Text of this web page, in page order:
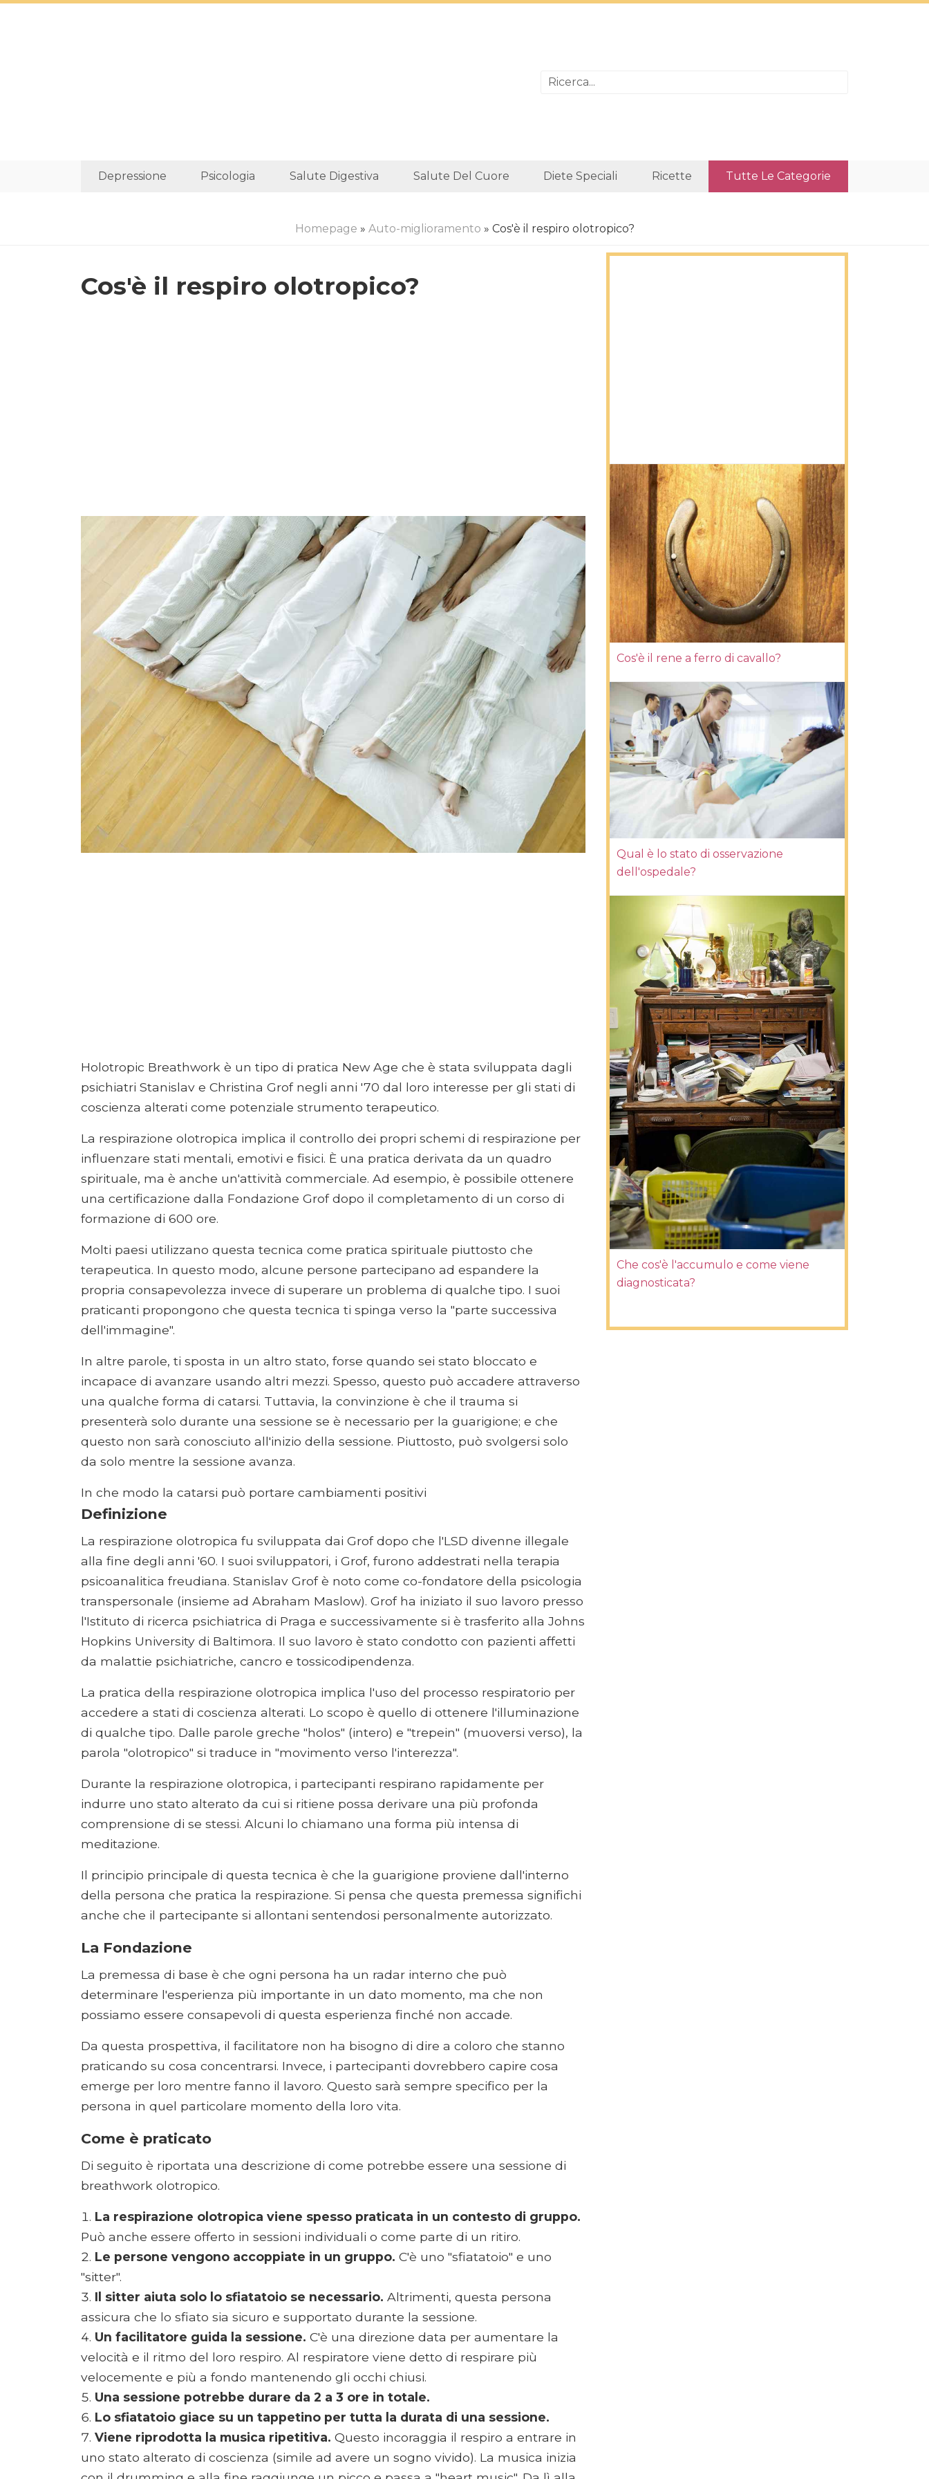
Depressione Psicologia Salute Digestiva Salute Del Cuore Diete Speciali Ricette Tutte Le Categorie
Homepage » Auto-miglioramento » Cos'è il respiro olotropico?
Cos'è il respiro olotropico?
Holotropic Breathwork è un tipo di pratica New Age che è stata sviluppata dagli
psichiatri Stanislav e Christina Grof negli anni '70 dal loro interesse per gli stati di
coscienza alterati come potenziale strumento terapeutico.
La respirazione olotropica implica il controllo dei propri schemi di respirazione per
influenzare stati mentali, emotivi e fisici. È una pratica derivata da un quadro
spirituale, ma è anche un'attività commerciale. Ad esempio, è possibile ottenere
una certificazione dalla Fondazione Grof dopo il completamento di un corso di
formazione di 600 ore.
Molti paesi utilizzano questa tecnica come pratica spirituale piuttosto che
terapeutica. In questo modo, alcune persone partecipano ad espandere la
propria consapevolezza invece di superare un problema di qualche tipo. I suoi
praticanti propongono che questa tecnica ti spinga verso la "parte successiva
dell'immagine".
In altre parole, ti sposta in un altro stato, forse quando sei stato bloccato e
incapace di avanzare usando altri mezzi. Spesso, questo può accadere attraverso
una qualche forma di catarsi. Tuttavia, la convinzione è che il trauma si
presenterà solo durante una sessione se è necessario per la guarigione; e che
questo non sarà conosciuto all'inizio della sessione. Piuttosto, può svolgersi solo
da solo mentre la sessione avanza.
In che modo la catarsi può portare cambiamenti positivi
Definizione
La respirazione olotropica fu sviluppata dai Grof dopo che l'LSD divenne illegale
alla fine degli anni '60. I suoi sviluppatori, i Grof, furono addestrati nella terapia
psicoanalitica freudiana. Stanislav Grof è noto come co-fondatore della psicologia
transpersonale (insieme ad Abraham Maslow). Grof ha iniziato il suo lavoro presso
l'Istituto di ricerca psichiatrica di Praga e successivamente si è trasferito alla Johns
Hopkins University di Baltimora. Il suo lavoro è stato condotto con pazienti affetti
da malattie psichiatriche, cancro e tossicodipendenza.
La pratica della respirazione olotropica implica l'uso del processo respiratorio per
accedere a stati di coscienza alterati. Lo scopo è quello di ottenere l'illuminazione
di qualche tipo. Dalle parole greche "holos" (intero) e "trepein" (muoversi verso), la
parola "olotropico" si traduce in "movimento verso l'interezza".
Durante la respirazione olotropica, i partecipanti respirano rapidamente per
indurre uno stato alterato da cui si ritiene possa derivare una più profonda
comprensione di se stessi. Alcuni lo chiamano una forma più intensa di
meditazione.
Il principio principale di questa tecnica è che la guarigione proviene dall'interno
della persona che pratica la respirazione. Si pensa che questa premessa significhi
anche che il partecipante si allontani sentendosi personalmente autorizzato.
La Fondazione
La premessa di base è che ogni persona ha un radar interno che può
determinare l'esperienza più importante in un dato momento, ma che non
possiamo essere consapevoli di questa esperienza finché non accade.
Da questa prospettiva, il facilitatore non ha bisogno di dire a coloro che stanno
praticando su cosa concentrarsi. Invece, i partecipanti dovrebbero capire cosa
emerge per loro mentre fanno il lavoro. Questo sarà sempre specifico per la
persona in quel particolare momento della loro vita.
Come è praticato
Di seguito è riportata una descrizione di come potrebbe essere una sessione di
breathwork olotropico.
La respirazione olotropica viene spesso praticata in un contesto di gruppo.
Può anche essere offerto in sessioni individuali o come parte di un ritiro.
Le persone vengono accoppiate in un gruppo. C'è uno "sfiatatoio" e uno
"sitter".
Il sitter aiuta solo lo sfiatatoio se necessario. Altrimenti, questa persona
assicura che lo sfiato sia sicuro e supportato durante la sessione.
Un facilitatore guida la sessione. C'è una direzione data per aumentare la
velocità e il ritmo del loro respiro. Al respiratore viene detto di respirare più
velocemente e più a fondo mantenendo gli occhi chiusi.
Una sessione potrebbe durare da 2 a 3 ore in totale.
Lo sfiatatoio giace su un tappetino per tutta la durata di una sessione.
Viene riprodotta la musica ripetitiva. Questo incoraggia il respiro a entrare in
uno stato alterato di coscienza (simile ad avere un sogno vivido). La musica inizia
Cos'è il rene a ferro di cavallo?
Qual è lo stato di osservazione
dell'ospedale?
Che cos'è l'accumulo e come viene
diagnosticata?